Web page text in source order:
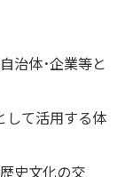
治体･企業等と
して活用する体
史文化の交